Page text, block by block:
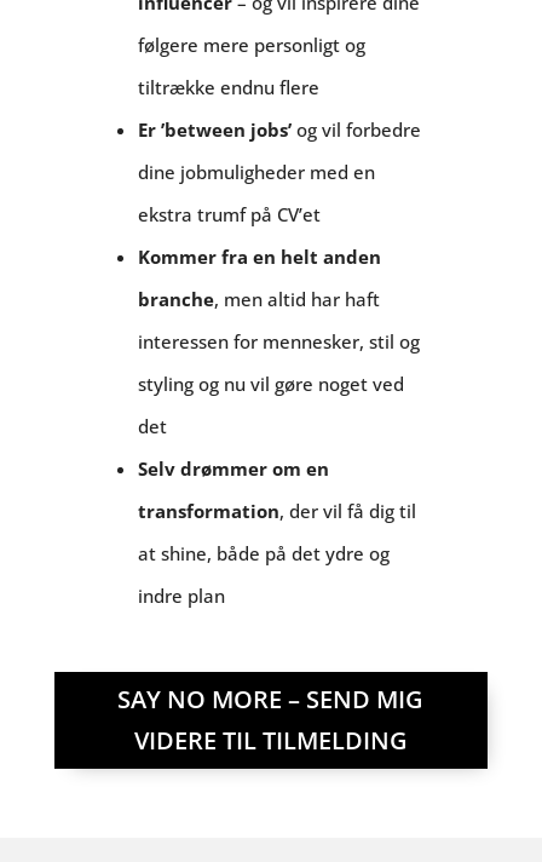
følgere mere personligt og
tiltrække endnu flere
Er ’between jobs’ og vil forbedre
dine jobmuligheder med en
ekstra trumf på CV’et
Kommer fra en helt anden
branche, men altid har haft
interessen for mennesker, stil og
styling og nu vil gøre noget ved
det
Selv drømmer om en
transformation, der vil få dig til
at shine, både på det ydre og
indre plan
SAY NO MORE – SEND MIG
VIDERE TIL TILMELDING